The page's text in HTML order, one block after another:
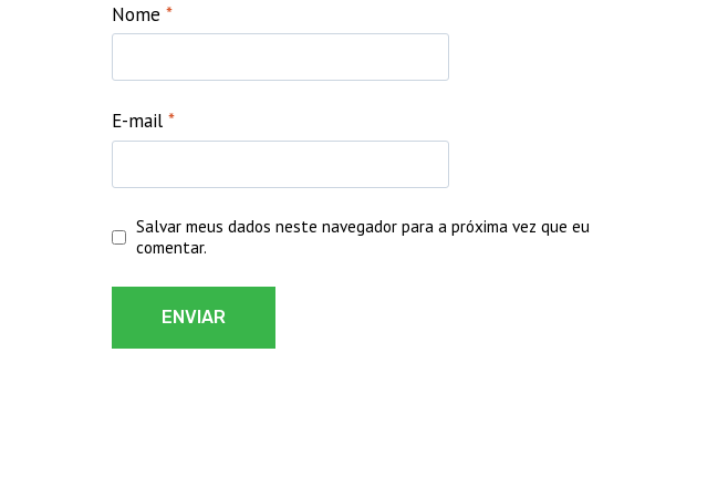
Nome*
E-mail*
Salvar meus dados neste navegador para a próxima vez que eu
comentar.